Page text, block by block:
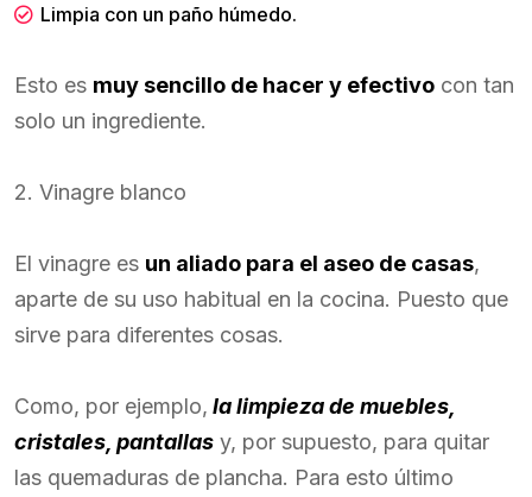
Limpia con un paño húmedo.
Esto es muy sencillo de hacer y efectivo con tan
solo un ingrediente.
2. Vinagre blanco
El vinagre es un aliado para el aseo de casas,
aparte de su uso habitual en la cocina. Puesto que
sirve para diferentes cosas.
Como, por ejemplo, la limpieza de muebles,
cristales, pantallas y, por supuesto, para quitar
las quemaduras de plancha. Para esto último